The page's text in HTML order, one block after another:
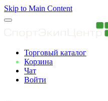
Skip to Main Content
Торговый каталог
Корзина
Чат
Войти